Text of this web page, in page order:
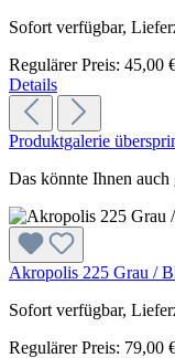
Sofort verfügbar,
Regulärer Preis: 45,00
Details
Produktgalerie
Das könnte Ihnen auch
Akropolis 225 Grau /
Sofort verfügbar,
Regulärer Preis: 79,00